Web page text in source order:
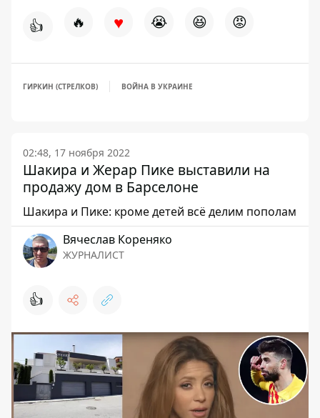
👍 🔥 ♥ 😭 😆 😡
ГИРКИН (СТРЕЛКОВ) ВОЙНА В УКРАИНЕ
02:48, 17 ноября 2022
Шакира и Жерар Пике выставили на
продажу дом в Барселоне
Шакира и Пике: кроме детей всё делим пополам
Вячеслав Кореняко
ЖУРНАЛИСТ
👍